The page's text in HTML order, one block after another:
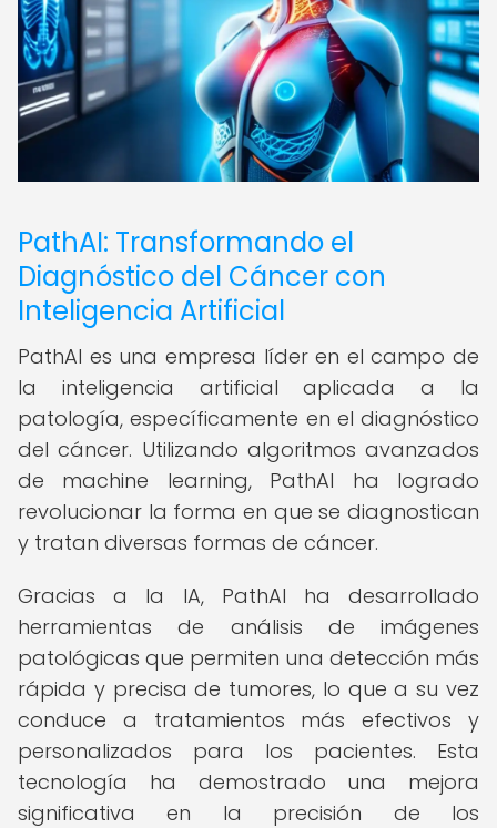
PathAI: Transformando el
Diagnóstico del Cáncer con
Inteligencia Artificial
PathAI es una empresa líder en el campo de
la inteligencia artificial aplicada a la
patología, específicamente en el diagnóstico
del cáncer. Utilizando algoritmos avanzados
de machine learning, PathAI ha logrado
revolucionar la forma en que se diagnostican
y tratan diversas formas de cáncer.
Gracias a la IA, PathAI ha desarrollado
herramientas de análisis de imágenes
patológicas que permiten una detección más
rápida y precisa de tumores, lo que a su vez
conduce a tratamientos más efectivos y
personalizados para los pacientes. Esta
tecnología ha demostrado una mejora
significativa en la precisión de los